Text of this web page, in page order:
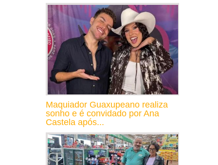
Maquiador Guaxupeano realiza
sonho e é convidado por Ana
Castela após...